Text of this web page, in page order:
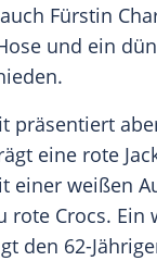
Fürstin
und ein
präsentiert
eine rote
einer weißen
rote Crocs. Ein
den 62-